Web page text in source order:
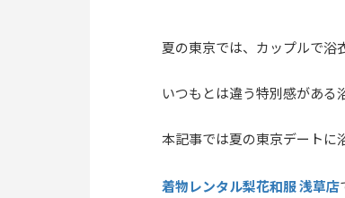
夏の東京では、カップルで浴
いつもとは違う特別感がある
本記事では夏の東京デートに
着物レンタル梨花和服 浅草店